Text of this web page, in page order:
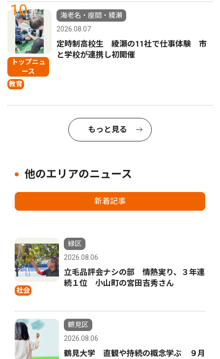
10
トップニュ
ース
教育
海老名・座間・綾瀬
2026.08.07
定時制高校生 綾瀬の11社で仕事体験 市
と学校が連携し初開催
もっと見る
他のエリアのニュース
新着記事
社会
緑区
2026.08.06
立毛品評会ナシの部 情熱実り、３年連
続１位 小山町の宮田吉秀さん
鶴見区
2026.08.06
鶴見大学 直観や持続の概念学ぶ ９月